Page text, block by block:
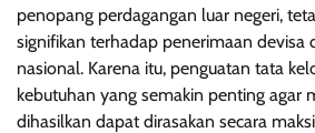
penopang perdagangan luar negeri,
signifikan terhadap penerimaan devisa
nasional. Karena itu, penguatan tata
kebutuhan yang semakin penting agar
dihasilkan dapat dirasakan secara